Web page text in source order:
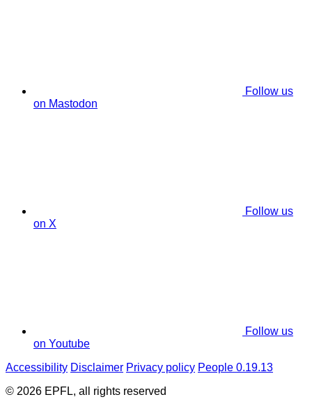
Follow us
on Mastodon
Follow us
on X
Follow us
on Youtube
Accessibility Disclaimer Privacy policy People 0.19.13
© 2026 EPFL, all rights reserved